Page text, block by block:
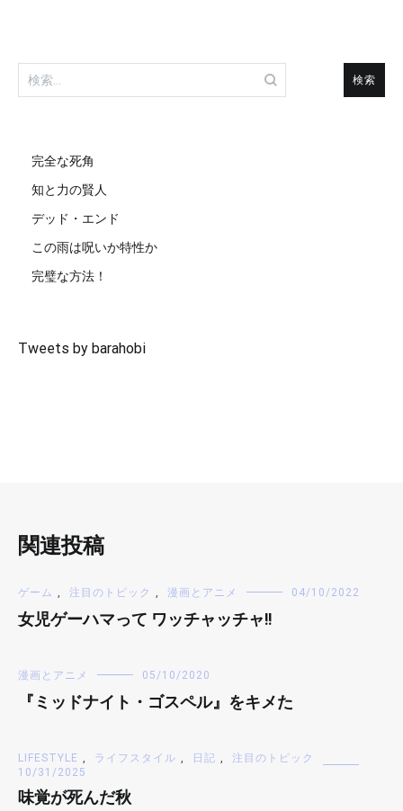
検
索:
完全な死角
知と力の賢人
デッド・エンド
この雨は呪いか特性か
完璧な方法！
Tweets by barahobi
関連投稿
ゲーム , 注目のトピック , 漫画とアニメ 04/10/2022
女児ゲーハマって ワッチャッチャ!!
漫画とアニメ 05/10/2020
『ミッドナイト・ゴスペル』をキメた
LIFESTYLE , ライフスタイル , 日記 ,
注目のトピック
10/31/2025
味覚が死んだ秋